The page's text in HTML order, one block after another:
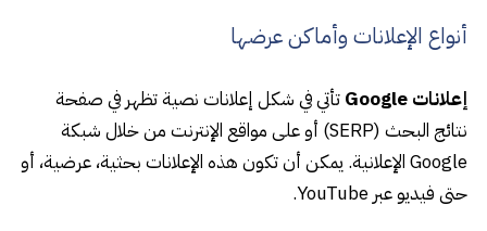
أنواع الإعلانات وأماكن عرضها
إعلانات Google
تأتي في شكل إعلانات نصية تظهر في صفحة
نتائج البحث (SERP) أو على مواقع الإنترنت من خلال شبكة
Google الإعلانية. يمكن أن تكون هذه الإعلانات بحثية، عرضية، أو
حتى فيديو عبر YouTube.